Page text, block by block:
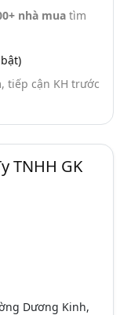
nhà muatìm
tiếp cận KH trước
TNHH GK
Dương Kinh,